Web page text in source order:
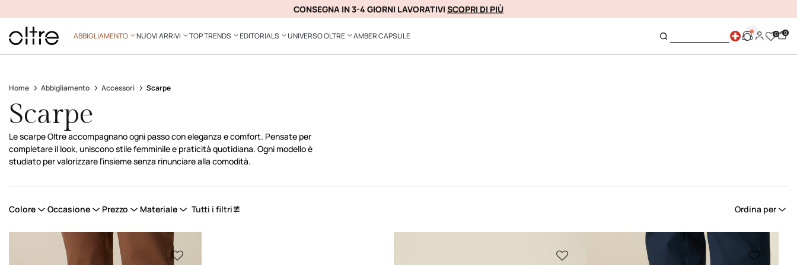
ISCRIVITI SUBITO
CONSEGNA IN 3-4 GIORNI LAVORATIVI SCOPRI DI PIÙ
ABBIGLIAMENTO NUOVI ARRIVI TOP TRENDS EDITORIALS UNIVERSO OLTRE AMBER CAPSULE 0 0
Home Abbigliamento Accessori Scarpe
Scarpe
Le scarpe Oltre accompagnano ogni passo con eleganza e comfort. Pensate per
completare il look, uniscono stile femminile e praticità quotidiana. Ogni modello è
studiato per valorizzare l’insieme senza rinunciare alla comodità.
Colore Occasione Prezzo Materiale Tutti i filtri Ordina per